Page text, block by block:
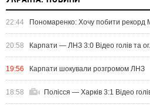
22:44 Пономаренко: Хочу побити рекорд
20:58 Карпати — ЛНЗ 3:0 Відео голів та
19:56 Карпати шокували розгромом ЛНЗ
18:58 Полісся — Харків 3:1 Відео